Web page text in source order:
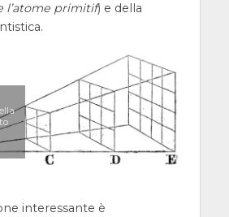
l’atome primitif) e della
interessante è